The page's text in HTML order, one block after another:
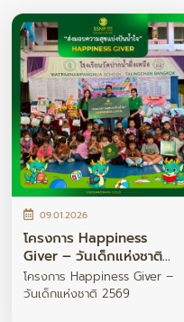
09.01.2026
โครงการ Happiness
Giver – วันเด็กแห่งชาติ
2569
โครงการ Happiness Giver –
วันเด็กแห่งชาติ 2569